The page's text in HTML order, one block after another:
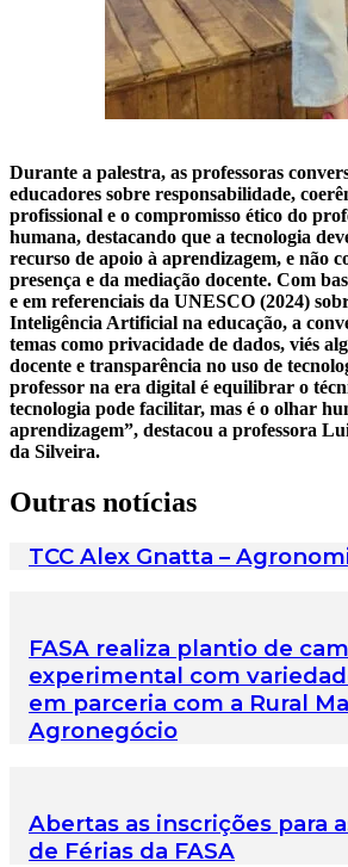
Durante a palestra, as professoras
educadores sobre responsabilidade,
profissional e o compromisso ético do
humana, destacando que a tecnologia
recurso de apoio à aprendizagem, e não
presença e da mediação docente. Com
e em referenciais da UNESCO (2024)
Inteligência Artificial na educação, a
temas como privacidade de dados, viés
docente e transparência no uso de
professor na era digital é equilibrar o
tecnologia pode facilitar, mas é o olhar
aprendizagem”, destacou a professora
da Silveira.
Outras notícias
TCC Alex Gnatta –
FASA realiza plantio de
experimental com
em parceria com a Rural
Agronegócio
Abertas as inscrições para
de Férias da FASA